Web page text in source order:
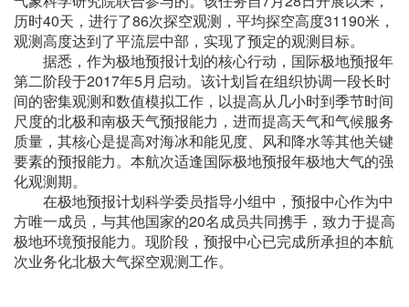
历时40天，进行了86次探空观测，平均探空高度31190米，
观测高度达到了平流层中部，实现了预定的观测目标。
据悉，作为极地预报计划的核心行动，国际极地预报年
第二阶段于2017年5月启动。该计划旨在组织协调一段长时
间的密集观测和数值模拟工作，以提高从几小时到季节时间
尺度的北极和南极天气预报能力，进而提高天气和气候服务
质量，其核心是提高对海冰和能见度、风和降水等其他关键
要素的预报能力。本航次适逢国际极地预报年极地大气的强
化观测期。
在极地预报计划科学委员指导小组中，预报中心作为中
方唯一成员，与其他国家的20名成员共同携手，致力于提高
极地环境预报能力。现阶段，预报中心已完成所承担的本航
次业务化北极大气探空观测工作。